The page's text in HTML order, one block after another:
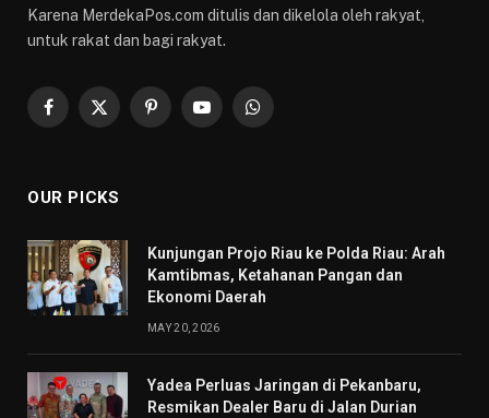
Karena MerdekaPos.com ditulis dan dikelola oleh rakyat,
untuk rakat dan bagi rakyat.
Facebook
X
PinterestYouTubeWhatsApp
OUR PICKS
Kunjungan Projo Riau ke Polda Riau: Arah
Kamtibmas, Ketahanan Pangan dan
Ekonomi Daerah
MAY 20, 2026
Yadea Perluas Jaringan di Pekanbaru,
Resmikan Dealer Baru di Jalan Durian